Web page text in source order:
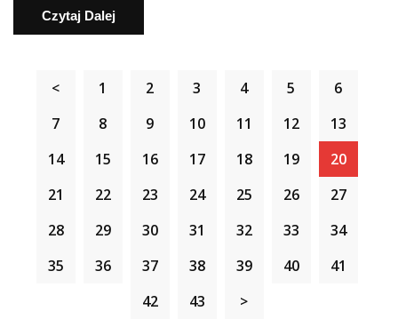
Czytaj Dalej
< 1 2 3 4 5
6
7
8 9 10 11 12
13
14
15 16 17 18 19
20
21
22 23 24 25 26
27
28
29 30 31 32 33
34
35
36 37 38 39 40
41
42
43 >